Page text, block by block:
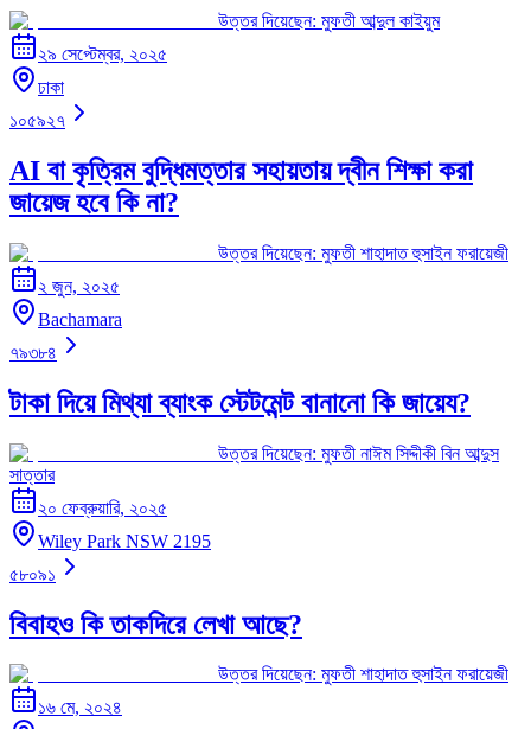
উত্তর দিয়েছেন: মুফতী আব্দুল কাইয়ুম
২৯ সেপ্টেম্বর, ২০২৫
ঢাকা
১০৫৯২৭
AI বা কৃত্রিম বুদ্ধিমত্তার সহায়তায় দ্বীন শিক্ষা করা
জায়েজ হবে কি না?
উত্তর দিয়েছেন: মুফতী শাহাদাত হুসাইন ফরায়েজী
২ জুন, ২০২৫
Bachamara
৭৯৩৮৪
টাকা দিয়ে মিথ্যা ব্যাংক স্টেটমেন্ট বানানো কি জায়েয?
উত্তর দিয়েছেন: মুফতী নাঈম সিদ্দীকী বিন আব্দুস
সাত্তার
২০ ফেব্রুয়ারি, ২০২৫
Wiley Park NSW 2195
৫৮০৯১
বিবাহও কি তাকদিরে লেখা আছে?
উত্তর দিয়েছেন: মুফতী শাহাদাত হুসাইন ফরায়েজী
১৬ মে, ২০২৪